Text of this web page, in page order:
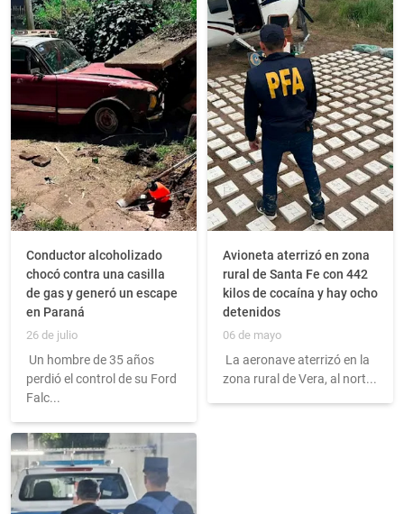
Conductor alcoholizado
chocó contra una casilla
de gas y generó un escape
en Paraná
26 de julio
Un hombre de 35 años
perdió el control de su Ford
Falc...
Avioneta aterrizó en zona
rural de Santa Fe con 442
kilos de cocaína y hay ocho
detenidos
06 de mayo
La aeronave aterrizó en la
zona rural de Vera, al nort...